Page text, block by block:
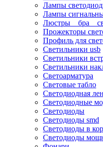
Лампы
Лампы
Люстры _ бра _
Прожекторы
Профиль для
Светильники usb
Светильники
Светильники
Светоарматура
Световые табло
Светодиодная
Светодиодные
Светодиоды
Светодиоды smd
Светодиоды в
Светодиоды